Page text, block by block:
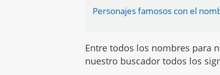
Personajes famosos con el
Entre todos los nombres para
nuestro buscador todos los